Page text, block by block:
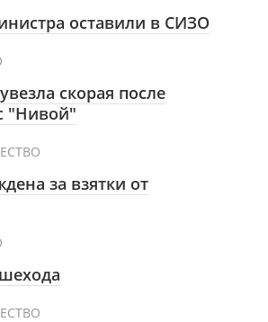
оставили в СИЗО
скорая после
"Нивой"
за взятки от